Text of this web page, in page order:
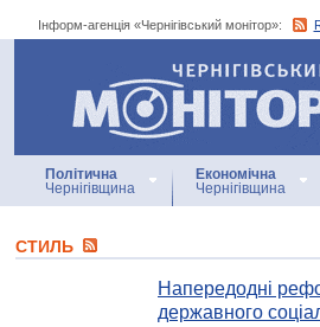
Інформ-агенція «Чернігівський монітор»:
Інформ-агенція
«Чернігівський
Політична
Чернігівщина
Економічна
Чернігівщина
СТИЛЬ
Напередодні
державного